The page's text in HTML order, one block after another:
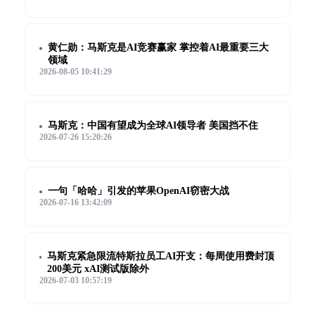
黄仁勋：马斯克是AI竞赛赢家 掌控着AI最重要三大
领域
2026-08-05 10:41:29
马斯克：中国有望成为全球AI领导者 美国挡不住
2026-07-26 15:20:26
一句「哈哈」引发的苹果OpenAI窃密大战
2026-07-16 13:42:09
马斯克紧急限流特斯拉员工AI开支：每周使用费封顶
200美元 xAI测试版除外
2026-07-03 10:57:19